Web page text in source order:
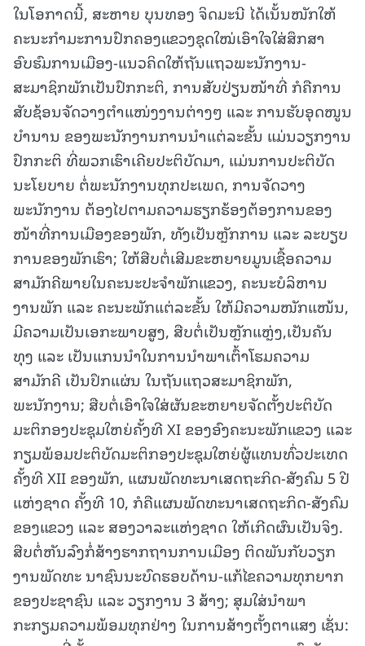
ໃນໂອກາດນີ້, ສະຫາຍ ບຸນທອງ ຈິດມະນີ ໄດ້ເນັ້ນໜັກໃຫ້
ຄະນະກໍາມະການປົກຄອງແຂວງຊຸດໃໝ່ເອົາໃຈໃສ່ສຶກສາ
ອົບຮົມການເມືອງ-ແນວຄິດໃຫ້ຖັນແຖວພະນັກງານ-
ສະມາຊິກພັກເປັນປົກກະຕິ, ການສັບປ່ຽນໜ້າທີ່ ກໍຄືການ
ສັບຊ້ອນຈັດວາງຕຳແໜ່ງງານຕ່າງໆ ແລະ ການຮັບອຸດໜູນ
ບໍານານ ຂອງພະນັກງານການນຳແຕ່ລະຂັ້ນ ແມ່ນວຽກງານ
ປົກກະຕິ ທີ່ພວກເຮົາເຄີຍປະຕິບັດມາ, ແມ່ນການປະຕິບັດ
ນະໂຍບາຍ ຕໍ່ພະນັກງານທຸກປະເພດ, ການຈັດວາງ
ພະນັກງານ ຕ້ອງໄປຕາມຄວາມຮຽກຮ້ອງຕ້ອງການຂອງ
ໜ້າທີ່ການເມືອງຂອງພັກ, ທັງເປັນຫຼັກການ ແລະ ລະບຽບ
ການຂອງພັກເຮົາ; ໃຫ້ສືບຕໍ່ເສີມຂະຫຍາຍມູນເຊື້ອຄວາມ
ສາມັກຄີພາຍໃນຄະນະປະຈຳພັກແຂວງ, ຄະນະບໍລິຫານ
ງານພັກ ແລະ ຄະນະພັກແຕ່ລະຂັ້ນ ໃຫ້ມີຄວາມໜັກແໜ້ນ,
ມີຄວາມເປັນເອກະພາບສູງ, ສືບຕໍ່ເປັນຫຼັກແຫຼ່ງ,ເປັນຄັນ
ທຸງ ແລະ ເປັນແກນນຳໃນການນຳພາເຕົ້າໂຮມຄວາມ
ສາມັກຄີ ເປັນປຶກແຜ່ນ ໃນຖັນແຖວສະມາຊິກພັກ,
ພະນັກງານ; ສືບຕໍ່ເອົາໃຈໃສ່ຜັນຂະຫຍາຍຈັດຕັ້ງປະຕິບັດ
ມະຕິກອງປະຊຸມໃຫຍ່ຄັ້ງທີ XI ຂອງອົງຄະນະພັກແຂວງ ແລະ
ກຽມພ້ອມປະຕິບັດມະຕິກອງປະຊຸມໃຫຍ່ຜູ້ແທນທົ່ວປະເທດ
ຄັ້ງທີ XII ຂອງພັກ, ແຜນພັດທະນາເສດຖະກິດ-ສັງຄົມ 5 ປີ
ແຫ່ງຊາດ ຄັ້ງທີ 10, ກໍຄືແຜນພັດທະນາເສດຖະກິດ-ສັງຄົມ
ຂອງແຂວງ ແລະ ສອງວາລະແຫ່ງຊາດ ໃຫ້ເກີດຜົນເປັນຈິງ.
ສືບຕໍ່ຫັນລົງກໍ່ສ້າງຮາກຖານການເມືອງ ຕິດພັນກັບວຽກ
ງານພັດທະ ນາຊົນນະບົດຮອບດ້ານ-ແກ້ໄຂຄວາມທຸກຍາກ
ຂອງປະຊາຊົນ ແລະ ວຽກງານ 3 ສ້າງ; ສຸມໃສ່ນໍາພາ
ກະກຽມຄວາມພ້ອມທຸກຢ່າງ ໃນການສ້າງຕັ້ງຕາແສງ ເຊັ່ນ: